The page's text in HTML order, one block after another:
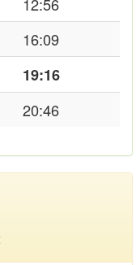
16:09
19:16
20:46